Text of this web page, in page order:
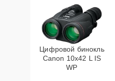
Цифровой бинокль
Canon 10x42 L IS
WP